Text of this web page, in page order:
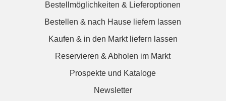
Bestellmöglichkeiten & Lieferoptionen
Bestellen & nach Hause liefern lassen
Kaufen & in den Markt liefern lassen
Reservieren & Abholen im Markt
Prospekte und Kataloge
Newsletter